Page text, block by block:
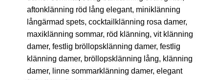
aftonklänning röd lång elegant, miniklänning
långärmad spets, cocktailklänning rosa damer,
maxiklänning sommar, röd klänning, vit klänning
damer, festlig bröllopsklänning damer, festlig
klänning damer, bröllopsklänning lång, klänning
damer, linne sommarklänning damer, elegant